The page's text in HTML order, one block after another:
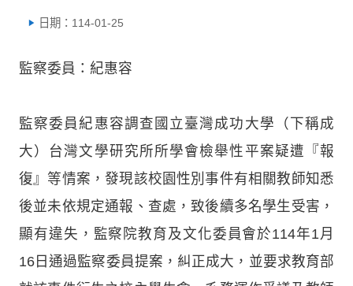
日期：114-01-25
監察委員：紀惠容
監察委員紀惠容調查國立臺灣成功大學（下稱成
大）台灣文學研究所所學會檢舉性平案疑遭『報
復』等情案，發現該校園性別事件有相關教師知悉
後並未依規定通報、查處，致後續多名學生受害，
顯有違失，監察院教育及文化委員會於114年1月
16日通過監察委員提案，糾正成大，並要求教育部